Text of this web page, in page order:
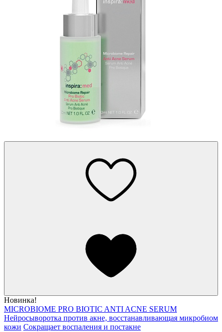
Новинка!
MICROBIOME PRO BIOTIC ANTI ACNE SERUM
Нейросыворотка против акне, восстанавливающая микробиом
кожи Сокращает воспаления и постакне